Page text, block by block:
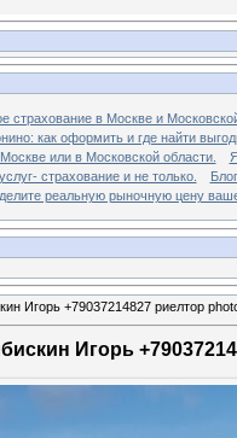
страхование в Москве и
как оформить и где найти
или в Московской области.
страхование и не только.
Блог
реальную рыночную цену
Игорь +79037214827 риелтор
Игорь